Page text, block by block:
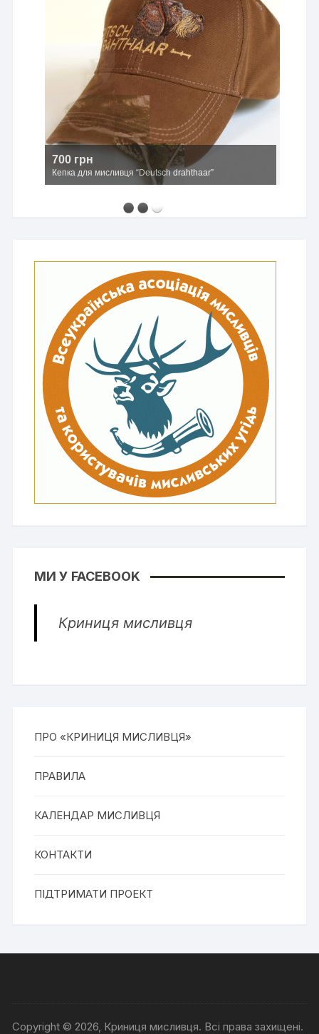
700 грн
Кепка для мисливця “Deutsch drahthaar”
МИ У FACEBOOK
Криниця мисливця
ПРО «КРИНИЦЯ МИСЛИВЦЯ»
ПРАВИЛА
КАЛЕНДАР МИСЛИВЦЯ
КОНТАКТИ
ПІДТРИМАТИ ПРОЕКТ
Copyright © 2026, Криниця мисливця. Всі права захищені.